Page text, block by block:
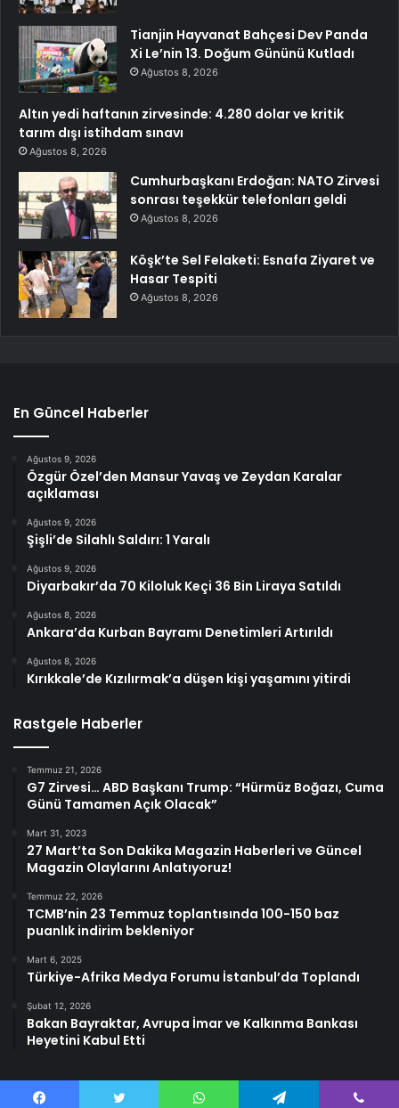
Tianjin Hayvanat Bahçesi Dev Panda
Xi Le’nin 13. Doğum Gününü Kutladı
Ağustos 8, 2026
Altın yedi haftanın zirvesinde: 4.280 dolar ve kritik
tarım dışı istihdam sınavı
Ağustos 8, 2026
Cumhurbaşkanı Erdoğan: NATO Zirvesi
sonrası teşekkür telefonları geldi
Ağustos 8, 2026
Köşk’te Sel Felaketi: Esnafa Ziyaret ve
Hasar Tespiti
Ağustos 8, 2026
En Güncel Haberler
Ağustos 9, 2026
Özgür Özel’den Mansur Yavaş ve Zeydan Karalar
açıklaması
Ağustos 9, 2026
Şişli’de Silahlı Saldırı: 1 Yaralı
Ağustos 9, 2026
Diyarbakır’da 70 Kiloluk Keçi 36 Bin Liraya Satıldı
Ağustos 8, 2026
Ankara’da Kurban Bayramı Denetimleri Artırıldı
Ağustos 8, 2026
Kırıkkale’de Kızılırmak’a düşen kişi yaşamını yitirdi
Rastgele Haberler
Temmuz 21, 2026
G7 Zirvesi… ABD Başkanı Trump: “Hürmüz Boğazı, Cuma
Günü Tamamen Açık Olacak”
Mart 31, 2023
27 Mart’ta Son Dakika Magazin Haberleri ve Güncel
Magazin Olaylarını Anlatıyoruz!
Temmuz 22, 2026
TCMB’nin 23 Temmuz toplantısında 100-150 baz
puanlık indirim bekleniyor
Mart 6, 2025
Türkiye-Afrika Medya Forumu İstanbul’da Toplandı
Şubat 12, 2026
Bakan Bayraktar, Avrupa İmar ve Kalkınma Bankası
Heyetini Kabul Etti